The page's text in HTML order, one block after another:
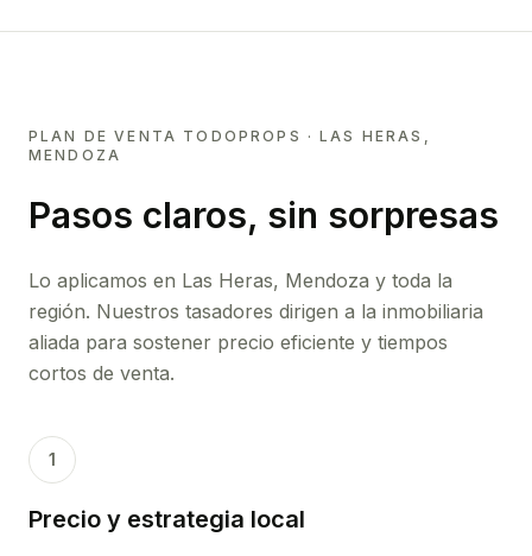
PLAN DE VENTA TODOPROPS ·LAS HERAS,
MENDOZA
Pasos claros, sin sorpresas
Lo aplicamos en Las Heras, Mendoza y toda la
región. Nuestros tasadores dirigen a la inmobiliaria
aliada para sostener precio eficiente y tiempos
cortos de venta.
1
Precio y estrategia local